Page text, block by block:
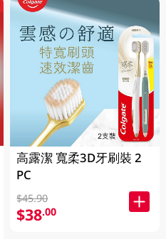
高露潔 寬柔3D牙刷裝 2
PC
$45.90
$38.00